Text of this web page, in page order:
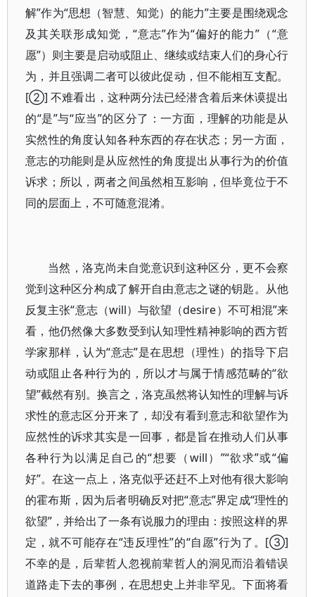
解”作为“思想（智慧、知觉）的能力”主要是围绕观念
及其关联形成知觉，“意志”作为“偏好的能力”（“意
愿”）则主要是启动或阻止、继续或结束人们的身心行
为，并且强调二者可以彼此促动，但不能相互支配。
[②] 不难看出，这种两分法已经潜含着后来休谟提出
的“是”与“应当”的区分了：一方面，理解的功能是从
实然性的角度认知各种东西的存在状态；另一方面，
意志的功能则是从应然性的角度提出从事行为的价值
诉求；所以，两者之间虽然相互影响，但毕竟位于不
同的层面上，不可随意混淆。
当然，洛克尚未自觉意识到这种区分，更不会察
觉到这种区分构成了解开自由意志之谜的钥匙。从他
反复主张“意志（will）与欲望（desire）不可相混”来
看，他仍然像大多数受到认知理性精神影响的西方哲
学家那样，认为“意志”是在思想（理性）的指导下启
动或阻止各种行为的，所以才与属于情感范畴的“欲
望”截然有别。换言之，洛克虽然将认知性的理解与诉
求性的意志区分开来了，却没有看到意志和欲望作为
应然性的诉求其实是一回事，都是旨在推动人们从事
各种行为以满足自己的“想要（will）”“欲求”或“偏
好”。在这一点上，洛克似乎还赶不上对他有很大影响
的霍布斯，因为后者明确反对把“意志”界定成“理性的
欲望”，并给出了一条有说服力的理由：按照这样的界
定，就不可能存在“违反理性”的“自愿”行为了。[③]
不幸的是，后辈哲人忽视前辈哲人的洞见而沿着错误
道路走下去的事例，在思想史上并非罕见。下面将看